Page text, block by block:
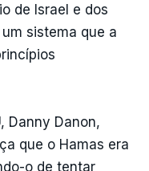
de Israel e dos
sistema que a
Danny Danon,
que o Hamas era
o de tentar